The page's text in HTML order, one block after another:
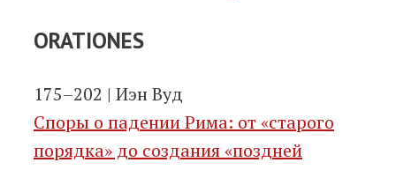
ORATIONES
175–202 | Иэн Вуд
Споры о падении Рима: от «старого
порядка» до создания «поздней